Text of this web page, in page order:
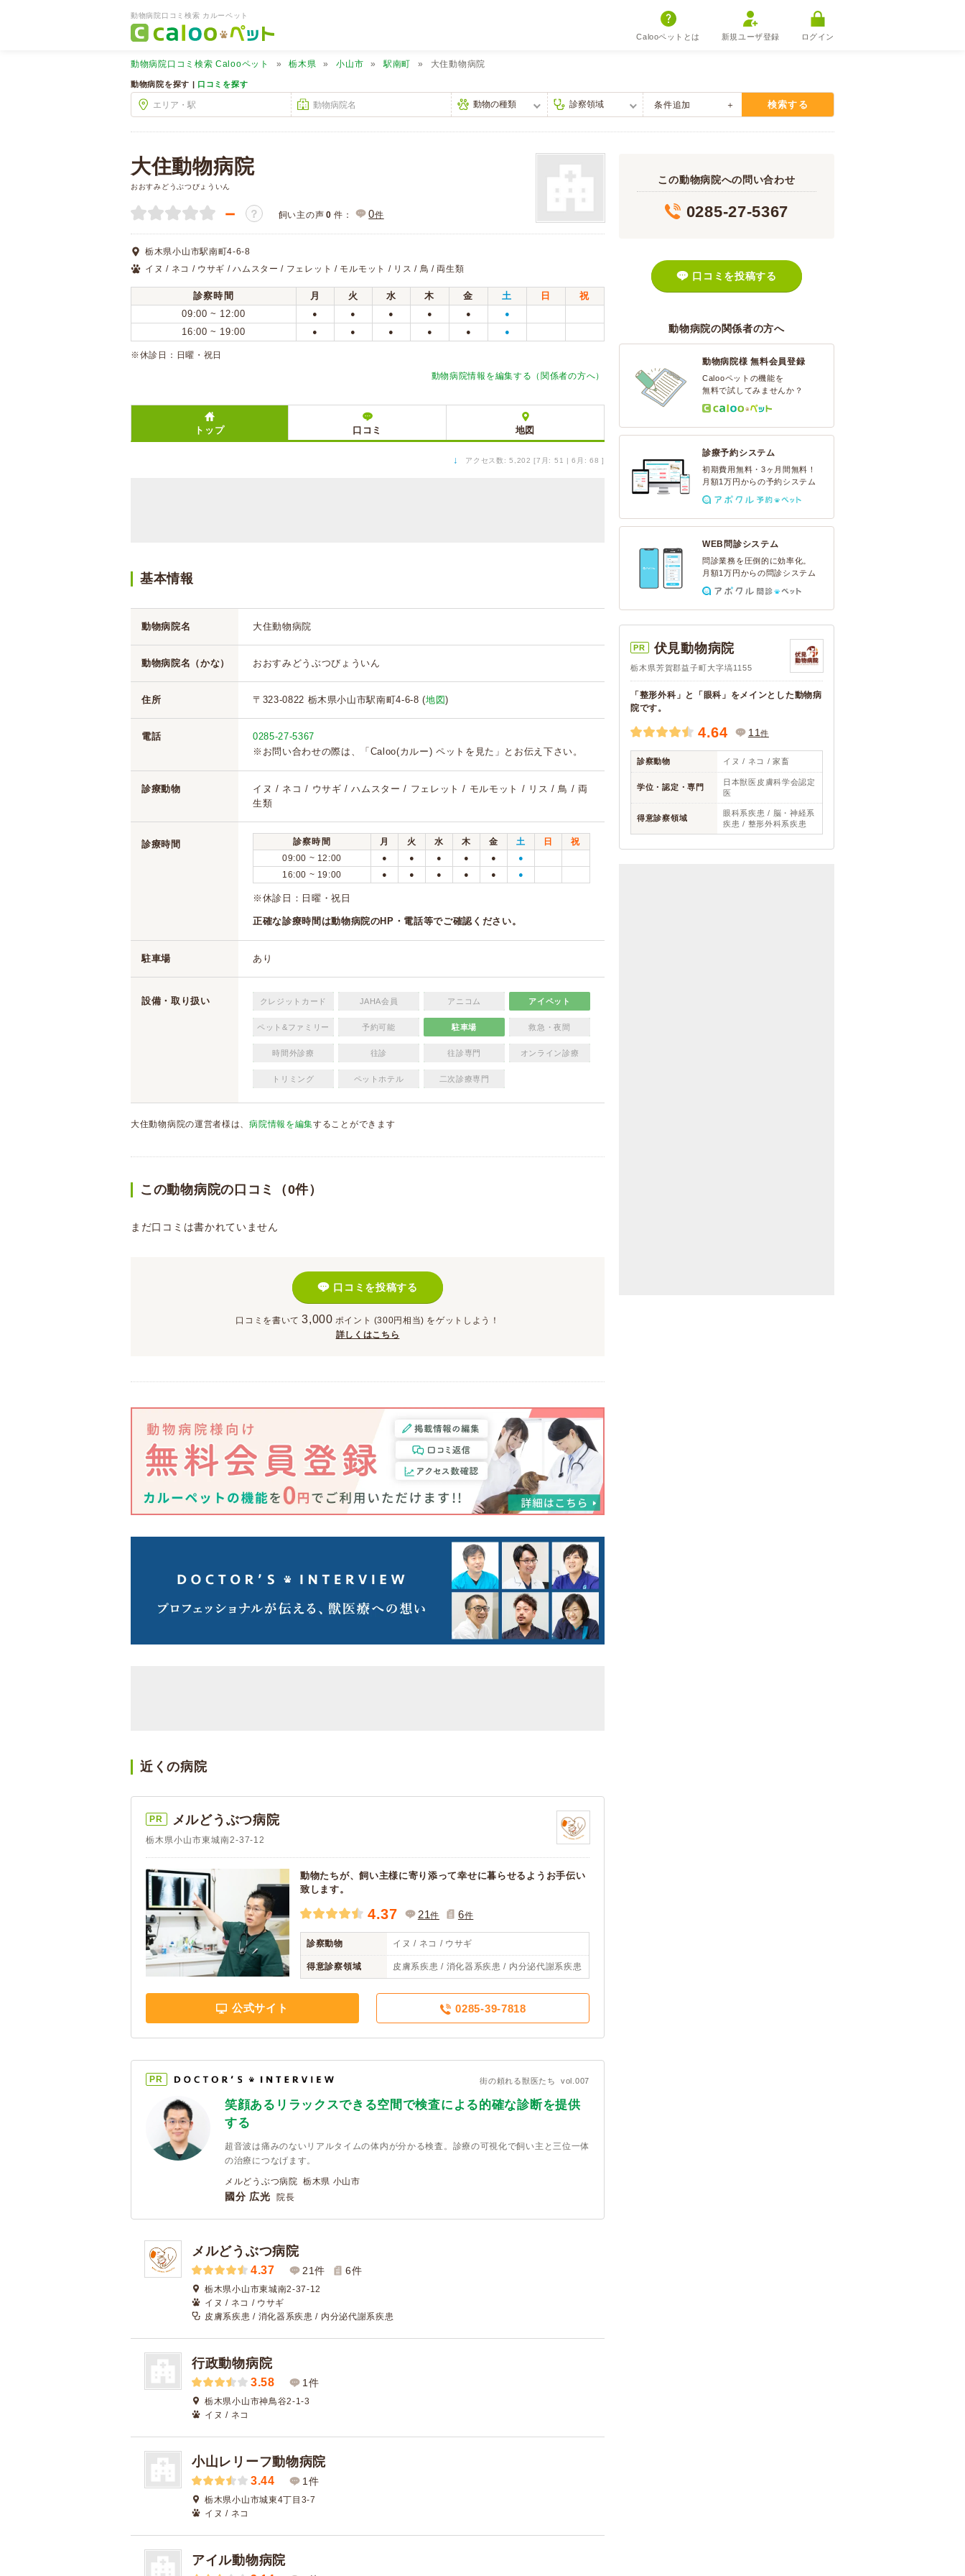
動物病院口コミ検索 カルーペット
Calooペットとは 新規ユーザ登録 ログイン
動物病院口コミ検索 Calooペット 栃木県 小山市 駅南町 大住動物病院
動物病院を探す | 口コミを探す
条件追加 検索する
大住動物病院
おおすみどうぶつびょういん
－ ？ 飼い主の声 0 件： 0件
栃木県小山市駅南町4-6-8
イヌ / ネコ / ウサギ / ハムスター / フェレット / モルモット / リス / 鳥 / 両生類
診察時間 月 火 水 木 金 土 日
祝
09:00 ~ 12:00
● ● ● ● ● ●
16:00 ~ 19:00 ● ● ● ● ● ●
※休診日：日曜・祝日
動物病院情報を編集する（関係者の方へ）
トップ 口コミ 地図
↓ アクセス数: 5,202 [7月: 51 | 6月: 68 ]
基本情報
動物病院名 大住動物病院
動物病院名（かな） おおすみどうぶつびょういん
住所 〒323-0822 栃木県小山市駅南町4-6-8 (地図)
電話
0285-27-5367
※お問い合わせの際は、「Caloo(カルー) ペットを見た」とお伝え下さい。
診療動物
イヌ / ネコ / ウサギ / ハムスター / フェレット / モルモット / リス / 鳥 / 両
生類
診療時間 診察時間 月 火 水 木 金 土 日
祝
09:00 ~ 12:00
● ● ● ● ● ●
16:00 ~ 19:00 ● ● ● ● ● ●
※休診日：日曜・祝日
正確な診療時間は動物病院のHP・電話等でご確認ください。
駐車場 あり
設備・取り扱い クレジットカード JAHA会員 アニコム アイペット
ペット&ファミリー 予約可能 駐車場 救急・夜間
時間外診療 往診 往診専門 オンライン診療
トリミング ペットホテル 二次診療専門
大住動物病院の運営者様は、病院情報を編集することができます
この動物病院の口コミ（0件）
まだ口コミは書かれていません
口コミを投稿する
口コミを書いて 3,000 ポイント (300円相当) をゲットしよう！
詳しくはこちら
近くの病院
PR メルどうぶつ病院
栃木県小山市東城南2-37-12
動物たちが、飼い主様に寄り添って幸せに暮らせるようお手伝い
致します。
4.37 21件 6件
診察動物 イヌ / ネコ / ウサギ
得意診察領域 皮膚系疾患 / 消化器系疾患 / 内分泌代謝系疾患
公式サイト 0285-39-7818
PR 街の頼れる獣医たち vol.007
笑顔あるリラックスできる空間で検査による的確な診断を提供
する
超音波は痛みのないリアルタイムの体内が分かる検査。診療の可視化で飼い主と三位一体
の治療につなげます。
メルどうぶつ病院 栃木県 小山市
國分 広光 院長
メルどうぶつ病院
4.37 21件 6件
栃木県小山市東城南2-37-12
イヌ / ネコ / ウサギ
皮膚系疾患 / 消化器系疾患 / 内分泌代謝系疾患
行政動物病院
3.58 1件
栃木県小山市神鳥谷2-1-3
イヌ / ネコ
小山レリーフ動物病院
3.44 1件
栃木県小山市城東4丁目3-7
イヌ / ネコ
アイル動物病院
この動物病院への問い合わせ
0285-27-5367
口コミを投稿する
動物病院の関係者の方へ
動物病院様 無料会員登録
Calooペットの機能を
無料で試してみませんか？
診療予約システム
初期費用無料・3ヶ月間無料！
月額1万円からの予約システム
WEB問診システム
問診業務を圧倒的に効率化。
月額1万円からの問診システム
PR 伏見動物病院
栃木県芳賀郡益子町大字塙1155
「整形外科」と「眼科」をメインとした動物病
院です。
4.64 11件
診察動物 イヌ / ネコ / 家畜
学位・認定・専門
日本獣医皮膚科学会認定
医
得意診察領域
眼科系疾患 / 脳・神経系
疾患 / 整形外科系疾患